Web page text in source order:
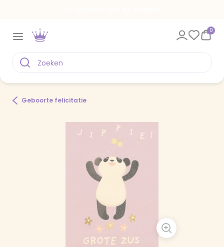
0
Geboorte felicitatie